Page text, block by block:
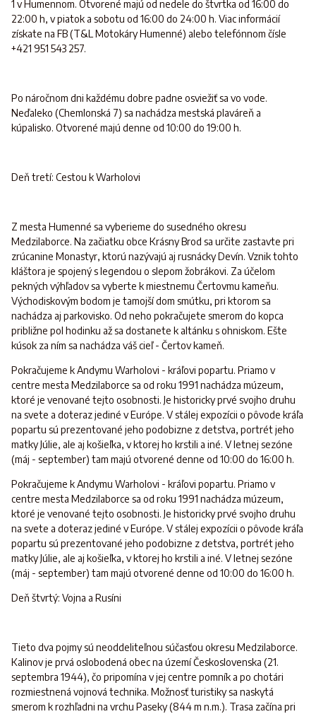
1 v Humennom. Otvorené majú od nedele do štvrtka od 16:00 do
22:00 h, v piatok a sobotu od 16:00 do 24:00 h. Viac informácií
získate na FB (T&L Motokáry Humenné) alebo telefónnom čísle
+421 951 543 257.
Po náročnom dni každému dobre padne osviežiť sa vo vode.
Neďaleko (Chemlonská 7) sa nachádza mestská plaváreň a
kúpalisko. Otvorené majú denne od 10:00 do 19:00 h.
Deň tretí: Cestou k Warholovi
Z mesta Humenné sa vyberieme do susedného okresu
Medzilaborce. Na začiatku obce Krásny Brod sa určite zastavte pri
zrúcanine Monastyr, ktorú nazývajú aj rusnácky Devín. Vznik tohto
kláštora je spojený s legendou o slepom žobrákovi. Za účelom
pekných výhľadov sa vyberte k miestnemu Čertovmu kameňu.
Východiskovým bodom je tamojší dom smútku, pri ktorom sa
nachádza aj parkovisko. Od neho pokračujete smerom do kopca
približne pol hodinku až sa dostanete k altánku s ohniskom. Ešte
kúsok za ním sa nachádza váš cieľ - Čertov kameň.
Pokračujeme k Andymu Warholovi - kráľovi popartu. Priamo v
centre mesta Medzilaborce sa od roku 1991 nachádza múzeum,
ktoré je venované tejto osobnosti. Je historicky prvé svojho druhu
na svete a doteraz jediné v Európe. V stálej expozícii o pôvode kráľa
popartu sú prezentované jeho podobizne z detstva, portrét jeho
matky Júlie, ale aj košieľka, v ktorej ho krstili a iné. V letnej sezóne
(máj - september) tam majú otvorené denne od 10:00 do 16:00 h.
Pokračujeme k Andymu Warholovi - kráľovi popartu. Priamo v
centre mesta Medzilaborce sa od roku 1991 nachádza múzeum,
ktoré je venované tejto osobnosti. Je historicky prvé svojho druhu
na svete a doteraz jediné v Európe. V stálej expozícii o pôvode kráľa
popartu sú prezentované jeho podobizne z detstva, portrét jeho
matky Júlie, ale aj košieľka, v ktorej ho krstili a iné. V letnej sezóne
(máj - september) tam majú otvorené denne od 10:00 do 16:00 h.
Deň štvrtý: Vojna a Rusíni
Tieto dva pojmy sú neoddeliteľnou súčasťou okresu Medzilaborce.
Kalinov je prvá oslobodená obec na území Československa (21.
septembra 1944), čo pripomína v jej centre pomník a po chotári
rozmiestnená vojnová technika. Možnosť turistiky sa naskytá
smerom k rozhľadni na vrchu Paseky (844 m n.m.). Trasa začína pri